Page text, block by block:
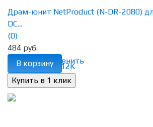
избранное сравнить
Драм-юнит NetProduct (N-DR-2080)
DC...
(0)
484 руб.
В корзину